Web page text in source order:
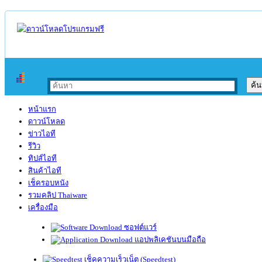
หน้าแรก
ดาวน์โหลด
ข่าวไอที
รีวิว
ทิปส์ไอที
สินค้าไอที
เช็ครอบหนัง
รวมคลิป Thaiware
เครื่องมือ
ซอฟต์แวร์
แอปพลิเคชันบนมือถือ
เช็คความเร็วเน็ต (Speedtest)